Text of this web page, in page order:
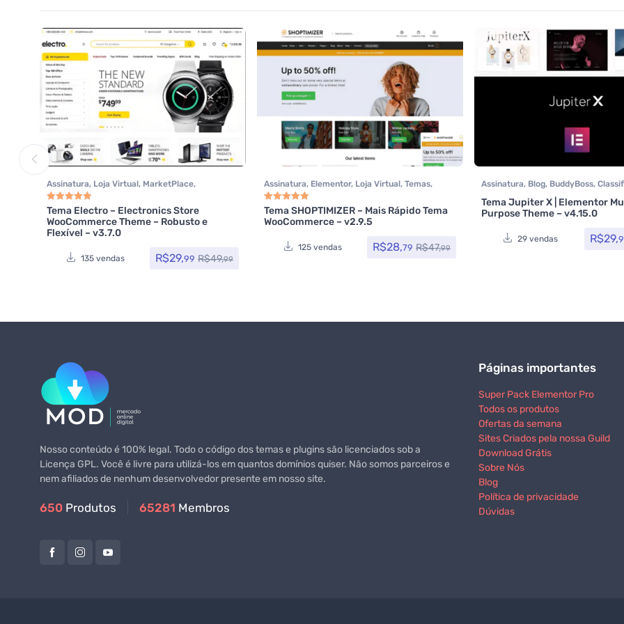
Assinatura, Loja Virtual, MarketPlace,
Tecnologia,
Avaliação5.00 de 5
Tema Electro – Electronics Store
WooCommerce Theme – Robusto e
Flexível – v3.7.0
135 vendas R$29,99 R$49,99
Assinatura, Elementor, Loja Virtual, Temas,
Themeforest
Avaliação5.00 de 5
Tema SHOPTIMIZER – Mais Rápido Tema
WooCommerce – v2.9.5
125 vendas R$28,79 R$47,99
Assinatura, Blog, BuddyBoss,
Comidas e bebidas , Loja
Multiuso , Portfolio , Saúde e Beleza,
video
os itens
Woocommerce
Tema Jupiter X | Elementor
Purpose Theme – v4.15.0
29 vendas R$29,
Nosso conteúdo é 100% legal. Todo o código dos temas e plugins são licenciados sob a
Licença GPL. Você é livre para utilizá-los em quantos domínios quiser. Não somos parceiros e
nem afiliados de nenhum desenvolvedor presente em nosso site.
650 Produtos 65281 Membros
Páginas importantes
Super Pack Elementor Pro
Todos os produtos
Ofertas da semana
Sites Criados pela nossa Guild
Download Grátis
Sobre Nós
Blog
Política de privacidade
Dúvidas